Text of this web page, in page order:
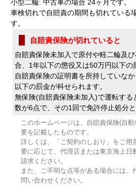
小型二輪: 中古車の場合 24ヶ月です。
車検切れで自賠責の期間も切れている
す。
自賠責保険が切れていると
自賠責保険未加入で原付や軽二輪及
合、1年以下の懲役又は50万円以下の
自賠責保険の証明書を所持していな
以下の罰金が科せられます。
無保険(自賠責保険未加入)で運転する
数が6点で、その1回で免許停止処分と
このホームページは、自賠責保険(自
要を記載したものです。
詳しくは、「ご契約のしおり」をご用
要に応じて、代理店または東京海上日
請求ください。
また、ご不明な点等がある場合には、
問い合わせください。